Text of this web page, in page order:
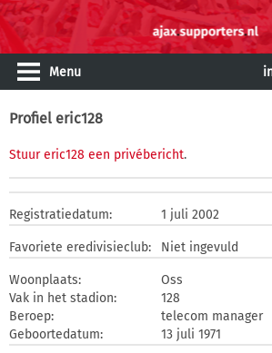
Menu
Profiel eric128
Stuur eric128 een privébericht.
Registratiedatum: 1 juli 2002
Favoriete eredivisieclub: Niet ingevuld
Woonplaats:
Oss
Vak in het stadion:
128
Beroep:
telecom manager
Geboortedatum:
13 juli 1971